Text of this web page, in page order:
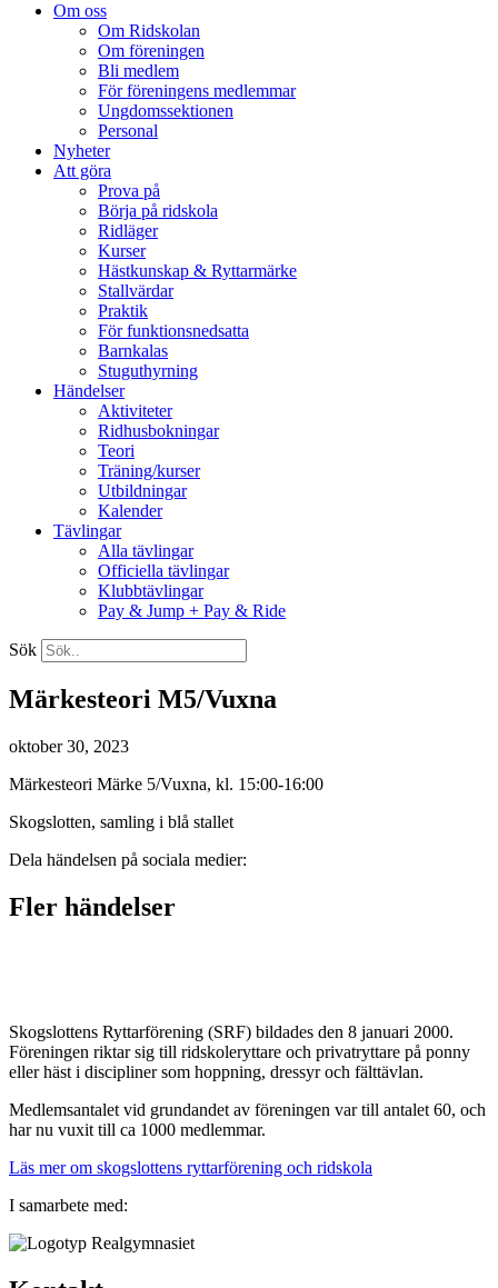
Om oss
Om Ridskolan
Om föreningen
Bli medlem
För föreningens medlemmar
Ungdomssektionen
Personal
Nyheter
Att göra
Prova på
Börja på ridskola
Ridläger
Kurser
Hästkunskap & Ryttarmärke
Stallvärdar
Praktik
För funktionsnedsatta
Barnkalas
Stuguthyrning
Händelser
Aktiviteter
Ridhusbokningar
Teori
Träning/kurser
Utbildningar
Kalender
Tävlingar
Alla tävlingar
Officiella tävlingar
Klubbtävlingar
Pay & Jump + Pay & Ride
Sök
Märkesteori M5/Vuxna
oktober 30, 2023
Märkesteori Märke 5/Vuxna, kl. 15:00-16:00
Skogslotten, samling i blå stallet
Dela händelsen på sociala medier:
Fler händelser
Skogslottens Ryttarförening (SRF) bildades den 8 januari 2000.
Föreningen riktar sig till ridskoleryttare och privatryttare på ponny
eller häst i discipliner som hoppning, dressyr och fälttävlan.
Medlemsantalet vid grundandet av föreningen var till antalet 60, och
har nu vuxit till ca 1000 medlemmar.
Läs mer om skogslottens ryttarförening och ridskola
I samarbete med: